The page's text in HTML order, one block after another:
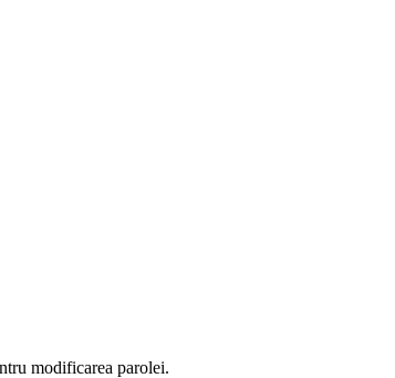
modificarea parolei.